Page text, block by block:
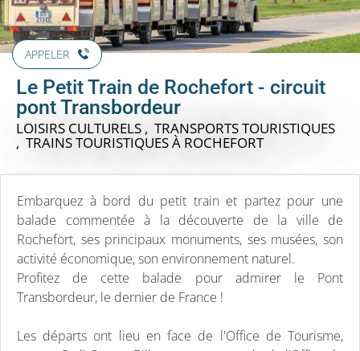
APPELER
Le Petit Train de Rochefort - circuit
pont Transbordeur
LOISIRS CULTURELS , TRANSPORTS TOURISTIQUES
, TRAINS TOURISTIQUESÀ ROCHEFORT
Embarquez à bord du petit train et partez pour une
balade commentée à la découverte de la ville de
Rochefort, ses principaux monuments, ses musées, son
activité économique, son environnement naturel.
Profitez de cette balade pour admirer le Pont
Transbordeur, le dernier de France !
Les départs ont lieu en face de l'Office de Tourisme,